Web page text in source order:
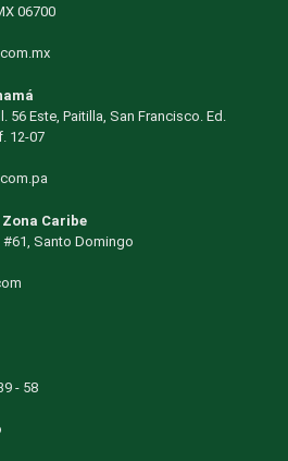
06700
56 Este, Paitilla, San Francisco. Ed.
12-07
Caribe
Santo Domingo
- 58